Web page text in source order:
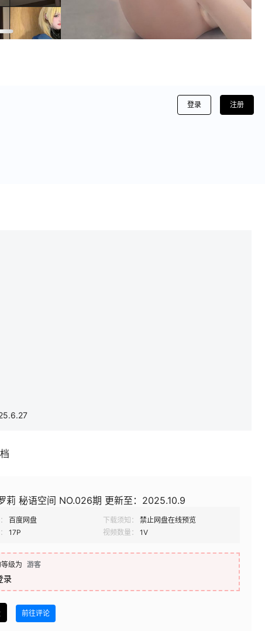
登录 注册
莉 秘语空间 NO.026期 更新至：2025.10.9
百度网盘 下载须知：
禁止网盘在线预览
17P 视频数量： 1V
级为 游客
录
前往评论